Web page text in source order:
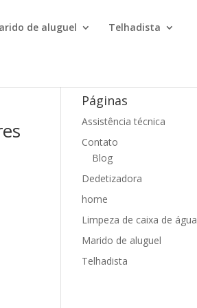
de aluguel Telhadista
Páginas
Assistência técnica
Contato
Blog
Dedetizadora
home
Limpeza de caixa de água
Marido de aluguel
Telhadista